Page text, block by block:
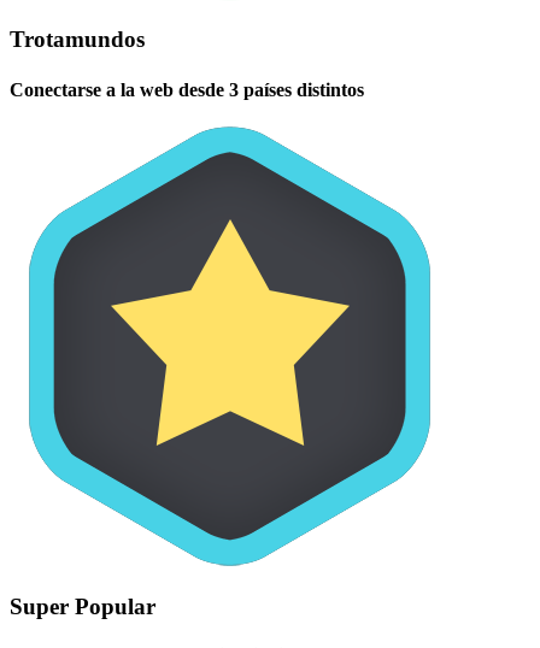
Trotamundos
Conectarse a la web desde 3 países distintos
Super Popular